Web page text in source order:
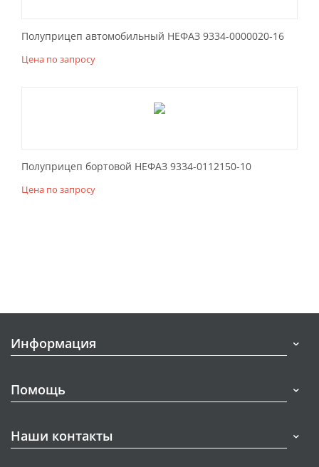
Полуприцеп автомобильный НЕФАЗ 9334-0000020-16
Цена по запросу
Полуприцеп бортовой НЕФАЗ 9334-0112150-10
Цена по запросу
Информация
Помощь
Наши контакты